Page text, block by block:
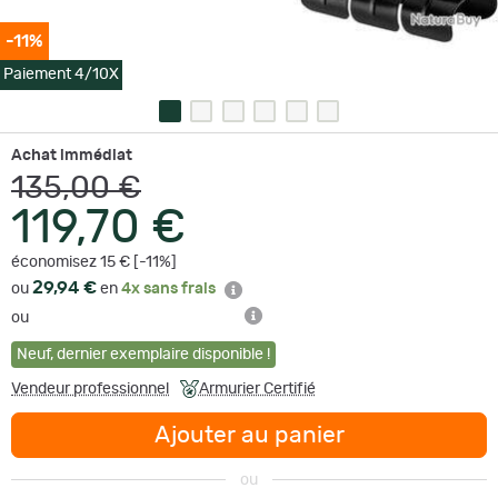
-11%
Paiement 4/10X
Achat immédiat
135,00 €
119,70 €
économisez 15 € [-11%]
ou 29,94 € en 4x sans frais
ou
Neuf, dernier exemplaire disponible !
Vendeur professionnel Armurier Certifié
Ajouter au panier
ou